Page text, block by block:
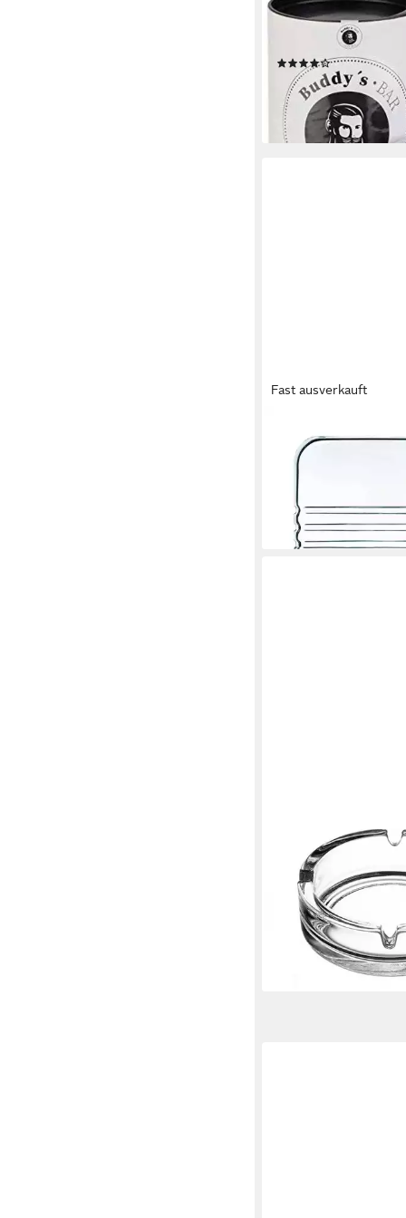
BUDDY'S
Aschenbecher
Bajonettverschluss
(2)
14,99 € UVP24,99 €
-40%
lieferbar - in 7-9
Fast ausverkauft
Aschenbecher Cigar
16,8 x 16,8 cm
23,95 €
-63%
lieferbar - in 2-3
Aschenbecher 3er
aus Glas Ascher Rund
Draußen Gastro
14,99 € UVP
-21%
lieferbar - in 4-5